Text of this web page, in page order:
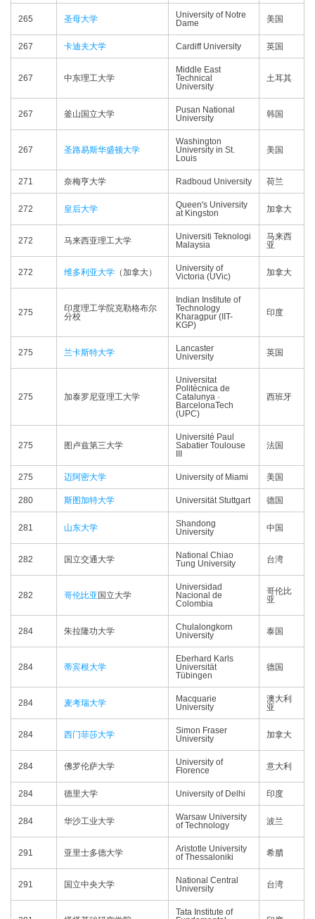
265 圣母大学
University of Notre
Dame
美国
267 卡迪夫大学 Cardiff University 英国
267 中东理工大学
Middle East
Technical
University
土耳其
267 釜山国立大学
Pusan National
University
韩国
267 圣路易斯华盛顿大学
Washington
University in St.
Louis
美国
271 奈梅亨大学 Radboud University 荷兰
272 皇后大学
Queen's University
at Kingston
加拿大
272 马来西亚理工大学
Universiti Teknologi
Malaysia
马来西
亚
272 维多利亚大学 （加拿大）
University of
Victoria (UVic)
加拿大
275
印度理工学院克勒格布尔
分校
Indian Institute of
Technology
Kharagpur (IIT-
KGP)
印度
275 兰卡斯特大学
Lancaster
University
英国
275 加泰罗尼亚理工大学
Universitat
Politècnica de
Catalunya ·
BarcelonaTech
(UPC)
西班牙
275 图卢兹第三大学
Université Paul
Sabatier Toulouse
法国
275 迈阿密大学 University of Miami 美国
280 斯图加特大学 Universität Stuttgart 德国
281 山东大学
Shandong
University
中国
282 国立交通大学
National Chiao
Tung University
台湾
282 哥伦比亚 国立大学
Universidad
Nacional de
Colombia
哥伦比
亚
284 朱拉隆功大学
Chulalongkorn
University
泰国
284 蒂宾根大学
Eberhard Karls
Universität
Tübingen
德国
284 麦考瑞大学
Macquarie
University
澳大利
亚
284 西门菲莎大学
Simon Fraser
University
加拿大
284 佛罗伦萨大学
University of
Florence
意大利
284 德里大学 University of Delhi 印度
284 华沙工业大学
Warsaw University
of Technology
波兰
291 亚里士多德大学
Aristotle University
of Thessaloniki
希腊
291 国立中央大学
National Central
University
台湾
Tata Institute of